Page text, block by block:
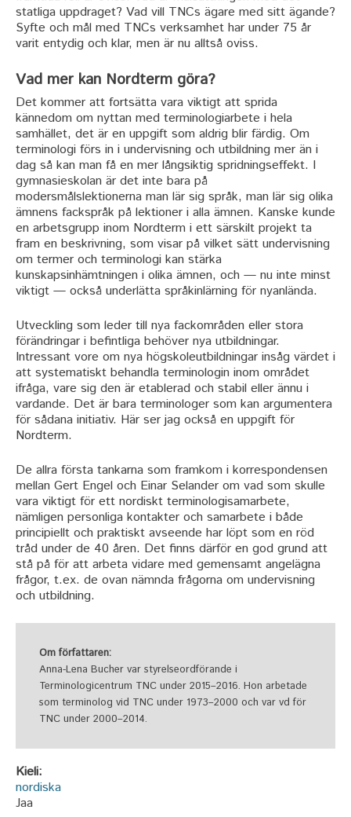
statliga uppdraget? Vad vill TNCs ägare med sitt ägande?
Syfte och mål med TNCs verksamhet har under 75 år
varit entydig och klar, men är nu alltså oviss.
Vad mer kan Nordterm göra?
Det kommer att fortsätta vara viktigt att sprida
kännedom om nyttan med terminologiarbete i hela
samhället, det är en uppgift som aldrig blir färdig. Om
terminologi förs in i undervisning och utbildning mer än i
dag så kan man få en mer långsiktig spridningseffekt. I
gymnasieskolan är det inte bara på
modersmålslektionerna man lär sig språk, man lär sig olika
ämnens fackspråk på lektioner i alla ämnen. Kanske kunde
en arbetsgrupp inom Nordterm i ett särskilt projekt ta
fram en beskrivning, som visar på vilket sätt undervisning
om termer och terminologi kan stärka
kunskapsinhämtningen i olika ämnen, och — nu inte minst
viktigt — också underlätta språkinlärning för nyanlända.
Utveckling som leder till nya fackområden eller stora
förändringar i befintliga behöver nya utbildningar.
Intressant vore om nya högskoleutbildningar insåg värdet i
att systematiskt behandla terminologin inom området
ifråga, vare sig den är etablerad och stabil eller ännu i
vardande. Det är bara terminologer som kan argumentera
för sådana initiativ. Här ser jag också en uppgift för
Nordterm.
De allra första tankarna som framkom i korrespondensen
mellan Gert Engel och Einar Selander om vad som skulle
vara viktigt för ett nordiskt terminologisamarbete,
nämligen personliga kontakter och samarbete i både
principiellt och praktiskt avseende har löpt som en röd
tråd under de 40 åren. Det finns därför en god grund att
stå på för att arbeta vidare med gemensamt angelägna
frågor, t.ex. de ovan nämnda frågorna om undervisning
och utbildning.
Om författaren:
Anna-Lena Bucher var styrelseordförande i
Terminologicentrum TNC under 2015–2016. Hon arbetade
som terminolog vid TNC under 1973–2000 och var vd för
TNC under 2000–2014.
Kieli:
nordiska
Jaa